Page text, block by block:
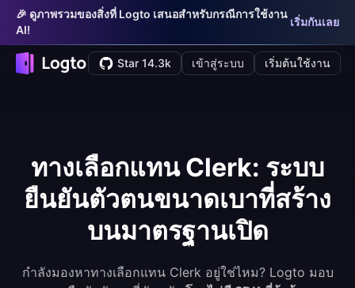
🎉 ดูภาพรวมของสิ่งที่ Logto เสนอสำหรับกรณีการใช้งาน
AI!
เริ่มกันเลย
Star 14.3k เข้าสู่ระบบ เริ่มต้นใช้งาน
ทางเลือกแทน Clerk: ระบบ
ยืนยันตัวตนขนาดเบาที่สร้าง
บนมาตรฐานเปิด
กำลังมองหาทางเลือกแทน Clerk อยู่ใช่ไหม? Logto มอบ